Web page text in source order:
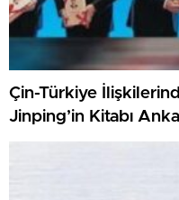
Çin-Türkiye
Jinping’in Kitabı